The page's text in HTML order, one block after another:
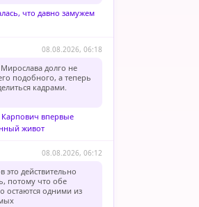
что давно замужем
08.08.2026, 06:18
долго не
подобного, а теперь
кадрами.
Карпович впервые
живот
08.08.2026, 06:12
действительно
потому что обе
остаются одними из